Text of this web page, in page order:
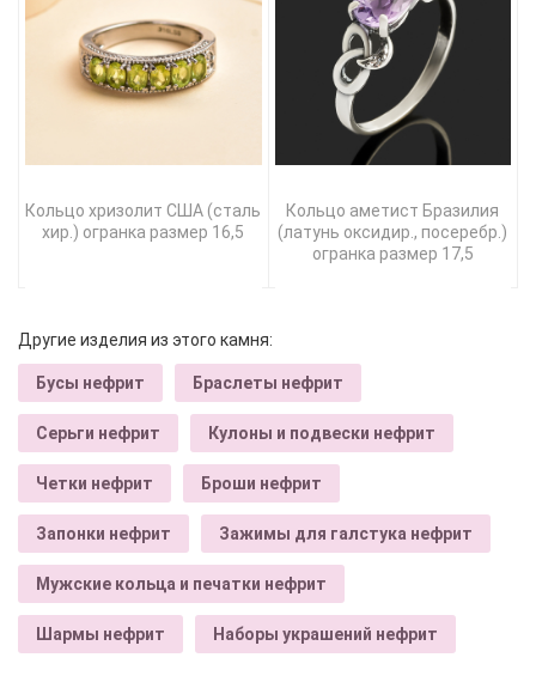
Кольцо хризолит США (сталь
хир.) огранка размер 16,5
Кольцо аметист Бразилия
(латунь оксидир., посеребр.)
огранка размер 17,5
Другие изделия из этого камня:
Бусы нефрит Браслеты нефрит
Серьги нефрит Кулоны и подвески нефрит
Четки нефрит Броши нефрит
Запонки нефрит Зажимы для галстука нефрит
Мужские кольца и печатки нефрит
Шармы нефрит Наборы украшений нефрит